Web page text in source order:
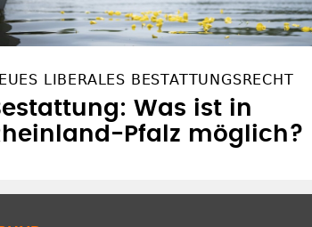
LIBERALES BESTATTUNGSRECHT
Was ist in
Pfalz möglich?